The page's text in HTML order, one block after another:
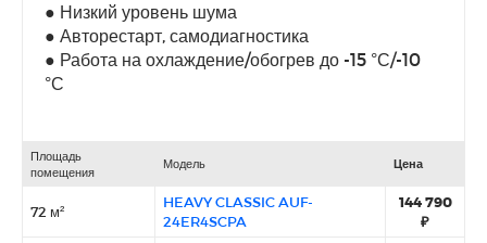
● Низкий уровень шума
● Авторестарт, самодиагностика
● Работа на охлаждение/обогрев до -15 °С/-10
°С
Площадь
помещения
Модель Цена
72 м²
HEAVY CLASSIC AUF-
24ER4SCPA
144 790
₽